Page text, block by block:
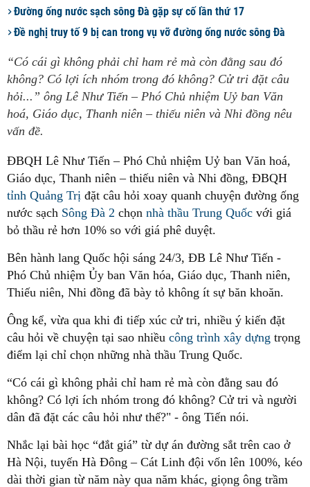
​Đường ống nước sạch sông Đà gặp sự cố lần thứ 17
Đề nghị truy tố 9 bị can trong vụ vỡ đường ống nước sông Đà
“Có cái gì không phải chỉ ham rẻ mà còn đằng sau đó
không? Có lợi ích nhóm trong đó không? Cử tri đặt câu
hỏi...” ông Lê Như Tiến – Phó Chủ nhiệm Uỷ ban Văn
hoá, Giáo dục, Thanh niên – thiếu niên và Nhi đồng nêu
vấn đề.
ĐBQH Lê Như Tiến – Phó Chủ nhiệm Uỷ ban Văn hoá,
Giáo dục, Thanh niên – thiếu niên và Nhi đồng, ĐBQH
tỉnh Quảng Trị đặt câu hỏi xoay quanh chuyện đường ống
nước sạch Sông Đà 2 chọn nhà thầu Trung Quốc với giá
bỏ thầu rẻ hơn 10% so với giá phê duyệt.
Bên hành lang Quốc hội sáng 24/3, ĐB Lê Như Tiến -
Phó Chủ nhiệm Ủy ban Văn hóa, Giáo dục, Thanh niên,
Thiếu niên, Nhi đồng đã bày tỏ không ít sự băn khoăn.
Ông kể, vừa qua khi đi tiếp xúc cử tri, nhiều ý kiến đặt
câu hỏi về chuyện tại sao nhiều công trình xây dựng trọng
điểm lại chỉ chọn những nhà thầu Trung Quốc.
“Có cái gì không phải chỉ ham rẻ mà còn đằng sau đó
không? Có lợi ích nhóm trong đó không? Cử tri và người
dân đã đặt các câu hỏi như thế?" - ông Tiến nói.
Nhắc lại bài học “đắt giá” từ dự án đường sắt trên cao ở
Hà Nội, tuyến Hà Đông – Cát Linh đội vốn lên 100%, kéo
dài thời gian từ năm này qua năm khác, giọng ông trầm